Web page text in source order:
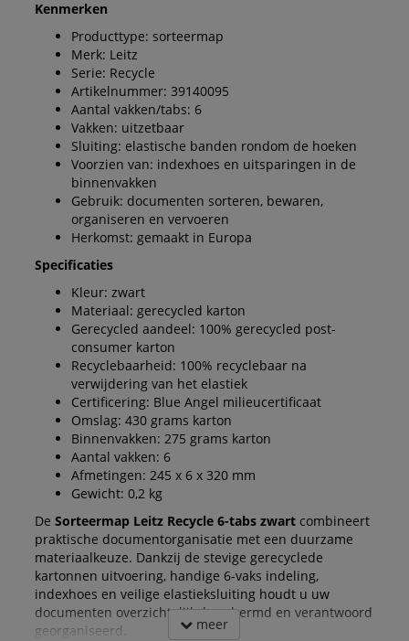
Kenmerken
Producttype: sorteermap
Merk: Leitz
Serie: Recycle
Artikelnummer: 39140095
Aantal vakken/tabs: 6
Vakken: uitzetbaar
Sluiting: elastische banden rondom de hoeken
Voorzien van: indexhoes en uitsparingen in de
binnenvakken
Gebruik: documenten sorteren, bewaren,
organiseren en vervoeren
Herkomst: gemaakt in Europa
Specificaties
Kleur: zwart
Materiaal: gerecycled karton
Gerecycled aandeel: 100% gerecycled post-
consumer karton
Recyclebaarheid: 100% recyclebaar na
verwijdering van het elastiek
Certificering: Blue Angel milieucertificaat
Omslag: 430 grams karton
Binnenvakken: 275 grams karton
Aantal vakken: 6
Afmetingen: 245 x 6 x 320 mm
Gewicht: 0,2 kg
De Sorteermap Leitz Recycle 6-tabs zwartcombineert
praktische documentorganisatie met een duurzame
materiaalkeuze. Dankzij de stevige gerecyclede
kartonnen uitvoering, handige 6-vaks indeling,
indexhoes en veilige elastieksluiting houdt u uw
documenten overzichtelijk, beschermd en verantwoord
georganiseerd.
meer